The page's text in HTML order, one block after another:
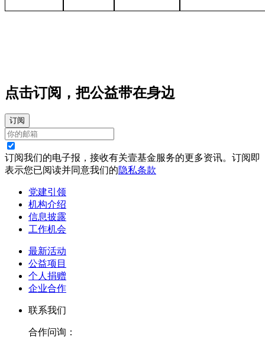
点击订阅，把公益带在身边
订阅
订阅我们的电子报，接收有关壹基金服务的更多资讯。订阅即
表示您已阅读并同意我们的隐私条款
党建引领
机构介绍
信息披露
工作机会
最新活动
公益项目
个人捐赠
企业合作
联系我们
合作问询：